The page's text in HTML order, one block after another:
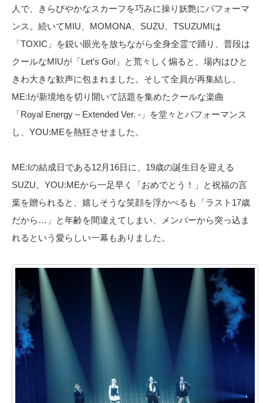
人で、きらびやかなスカーフを巧みに操り妖艶にパフォーマ
ンス。続いてMIU、MOMONA、SUZU、TSUZUMIは
「TOXIC」を鋭い眼光を放ちながら全身全霊で踊り、普段は
クールなMIUが「Let’s Go!」と荒々しく煽ると、場内はひと
きわ大きな歓声に包まれました。そして全員が再集結し、
ME:Iが新境地を切り開いて話題を集めたクールな楽曲
「Royal Energy – Extended Ver. -」を堂々とパフォーマンス
し、YOU:MEを熱狂させました。
ME:Iの結成日である12月16日に、19歳の誕生日を迎える
SUZU。YOU:MEから一足早く「おめでとう！」と祝福の言
葉を贈られると、嬉しそうな笑顔を浮かべるも「ラスト17歳
だから…」と年齢を間違えてしまい、メンバーから突っ込ま
れるという愛らしい一幕もありました。